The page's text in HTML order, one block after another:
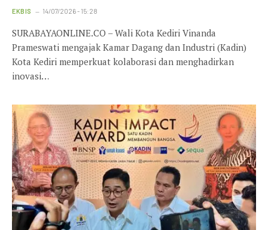
EKBIS 14/07/2026 - 15:28
SURABAYAONLINE.CO – Wali Kota Kediri Vinanda
Prameswati mengajak Kamar Dagang dan Industri (Kadin)
Kota Kediri memperkuat kolaborasi dan menghadirkan
inovasi…